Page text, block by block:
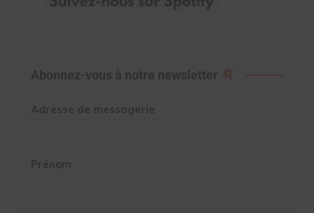
Abonnez-vous à notre newsletter
Adresse de messagerie
Prénom